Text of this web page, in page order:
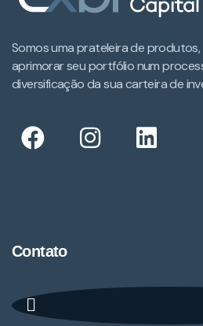
Somos uma prateleira de
aprimorar seu portfólio num
diversificação da sua carteira de
Contato